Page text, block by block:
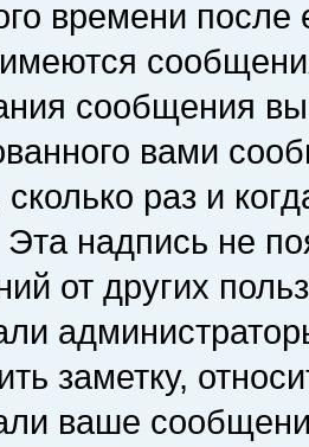
времени
сообщения
вами
сколько раз и
надпись не
от других
заметку,
ваше